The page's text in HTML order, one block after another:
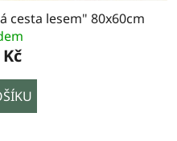
cesta lesem" 80x60cm